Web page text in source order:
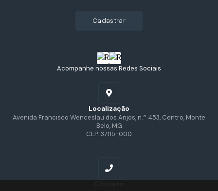
Acompanhe nossas Redes Sociais
Localização
Avenida Francisco Wenceslau dos Anjos, n.º 453, Centro, Monte
Belo, MG
CEP: 37115-000
cadastrar